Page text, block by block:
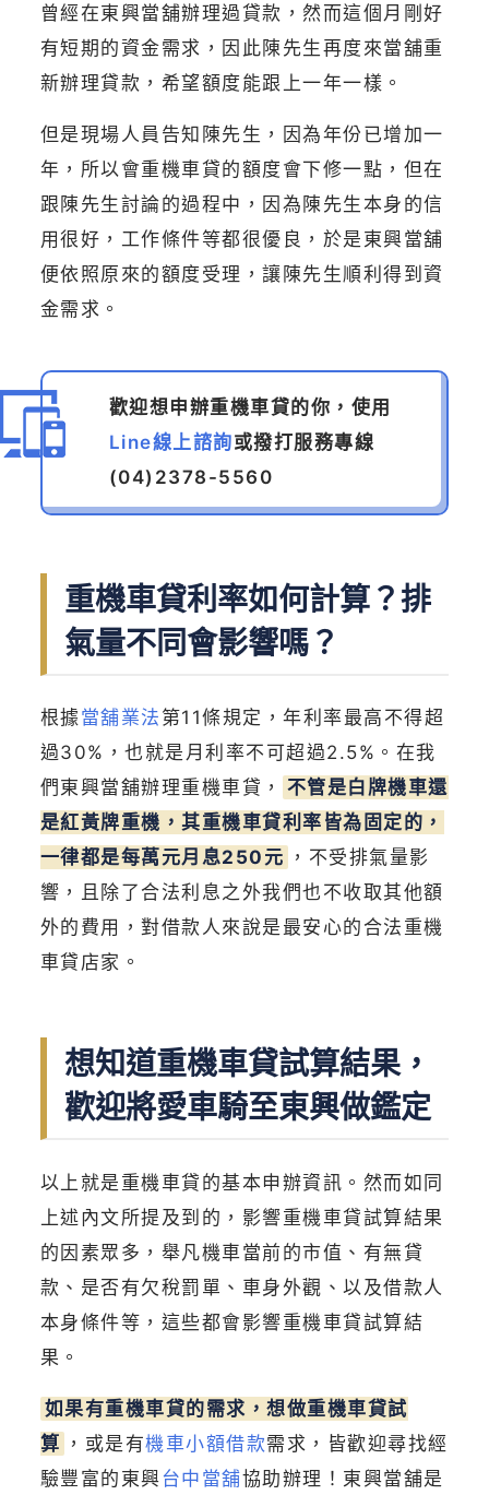
曾經在東興當舖辦理過貸款，然而這個月剛好
有短期的資金需求，因此陳先生再度來當舖重
新辦理貸款，希望額度能跟上一年一樣。
但是現場人員告知陳先生，因為年份已增加一
年，所以會重機車貸的額度會下修一點，但在
跟陳先生討論的過程中，因為陳先生本身的信
用很好，工作條件等都很優良，於是東興當舖
便依照原來的額度受理，讓陳先生順利得到資
金需求。
歡迎想申辦重機車貸的你，使用
Line線上諮詢或撥打服務專線
(04)2378-5560
重機車貸利率如何計算？排
氣量不同會影響嗎？
根據 當舖業法 第11條規定，年利率最高不得超
過30%，也就是月利率不可超過2.5%。在我
們東興當舖辦理重機車貸，
不管是白牌機車還
是紅黃牌重機，其重機車貸利率皆為固定的，
一律都是每萬元月息250元 ，不受排氣量影
響，且除了合法利息之外我們也不收取其他額
外的費用，對借款人來說是最安心的合法重機
車貸店家。
想知道重機車貸試算結果，
歡迎將愛車騎至東興做鑑定
以上就是重機車貸的基本申辦資訊。然而如同
上述內文所提及到的，影響重機車貸試算結果
的因素眾多，舉凡機車當前的市值、有無貸
款、是否有欠稅罰單、車身外觀、以及借款人
本身條件等，這些都會影響重機車貸試算結
果。
如果有重機車貸的需求，想做重機車貸試
算 ，或是有機車小額借款需求，皆歡迎尋找經
驗豐富的東興台中當舖協助辦理！東興當舖是